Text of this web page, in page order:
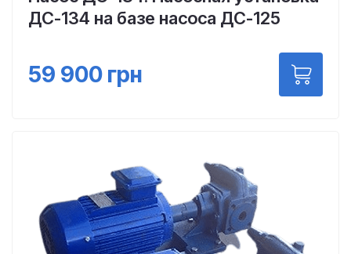
ДС-134 на базе насоса ДС-125
59 900 грн